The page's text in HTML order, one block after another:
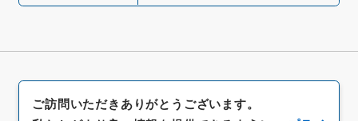
ご訪問いただきありがとうございます。